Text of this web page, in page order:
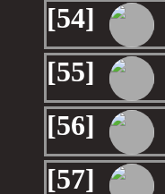
[54]
[55]
[56]
[57]